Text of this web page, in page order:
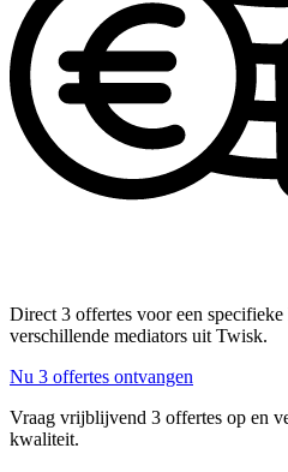
Direct 3 offertes voor een
verschillende mediators uit Twisk.
Nu 3 offertes ontvangen
Vraag vrijblijvend 3 offertes op en
kwaliteit.